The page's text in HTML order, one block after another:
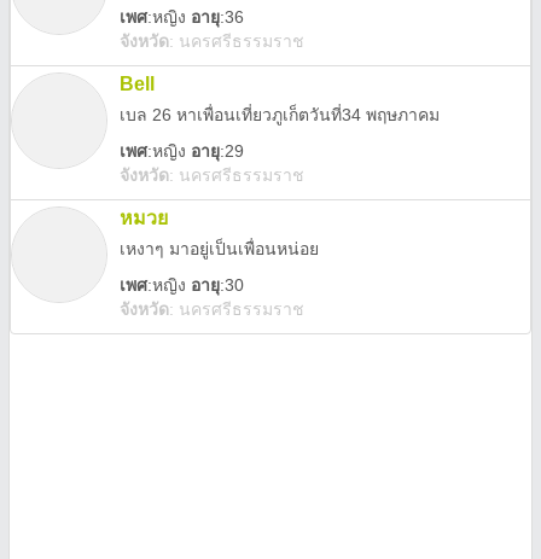
เพศ:หญิง อายุ:36
จังหวัด: นครศรีธรรมราช
Bell
เบล 26 หาเพื่อนเที่ยวภูเก็ตวันที่34 พฤษภาคม
เพศ:หญิง อายุ:29
จังหวัด: นครศรีธรรมราช
หมวย
เหงาๆ มาอยู่เป็นเพื่อนหน่อย
เพศ:หญิง อายุ:30
จังหวัด: นครศรีธรรมราช